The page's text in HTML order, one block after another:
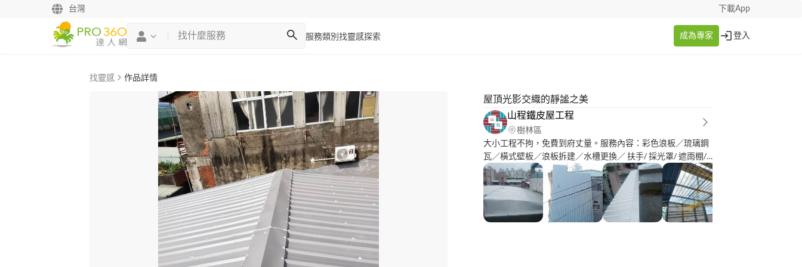
台灣 下載App
服務類別 找靈感探索 成為專家 登入
找靈感 作品詳情
屋頂光影交織的靜謐之美
山程鐵皮屋工程
樹林區
大小工程不拘，免費到府丈量。服務內容：彩色浪板／琉璃鋼
瓦／橫式壁板／浪板拆建／水槽更換／ 扶手/ 採光罩/ 遮雨棚/
防盜窗/ 專業代工